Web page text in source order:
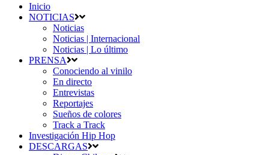
Inicio
NOTICIAS
Noticias
Noticias | Internacional
Noticias | Lo último
PRENSA
Conociendo al vinilo
En directo
Entrevistas
Reportajes
Sueños de colores
Track a Track
Investigación Hip Hop
DESCARGAS